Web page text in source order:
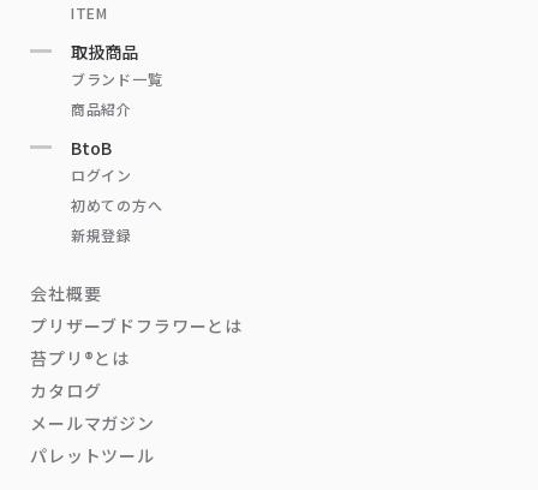
ITEM
取扱商品
ブランド一覧
商品紹介
BtoB
ログイン
初めての方へ
新規登録
会社概要
プリザーブドフラワーとは
苔プリ®とは
カタログ
メールマガジン
パレットツール